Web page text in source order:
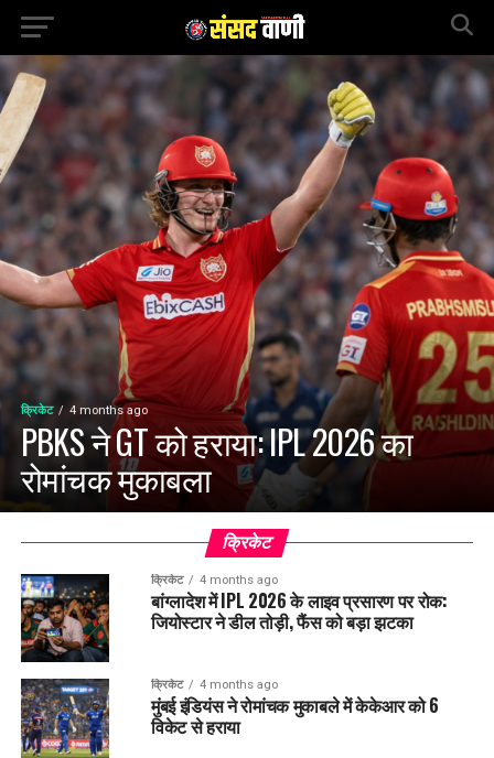
क्रिकेट 4 months ago
PBKS ने GT को हराया: IPL 2026 का
रोमांचक मुकाबला
क्रिकेट
क्रिकेट 4 months ago
बांग्लादेश में IPL 2026 के लाइव प्रसारण पर रोक:
जियोस्टार ने डील तोड़ी, फैंस को बड़ा झटका
क्रिकेट 4 months ago
मुंबई इंडियंस ने रोमांचक मुकाबले में केकेआर को 6
विकेट से हराया